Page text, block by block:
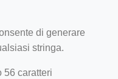
di generare
stringa.
56 caratteri